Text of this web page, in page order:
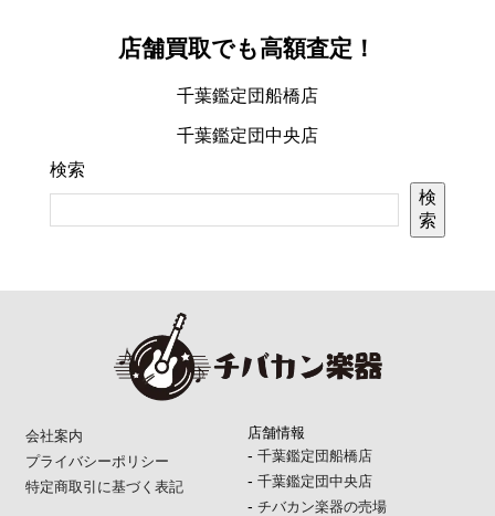
店舗買取でも高額査定！
千葉鑑定団船橋店
千葉鑑定団中央店
検索
検
索
会社案内
プライバシーポリシー
特定商取引に基づく表記
店舗情報
- 千葉鑑定団船橋店
- 千葉鑑定団中央店
- チバカン楽器の売場